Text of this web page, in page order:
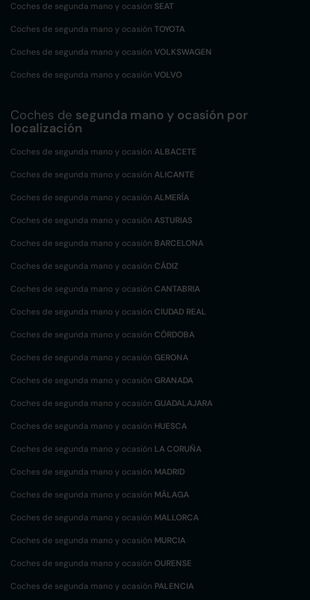
Coches de segunda mano y ocasión SEAT
Coches de segunda mano y ocasión TOYOTA
Coches de segunda mano y ocasión VOLKSWAGEN
Coches de segunda mano y ocasión VOLVO
Coches de segunda mano y ocasión por
localización
Coches de segunda mano y ocasión ALBACETE
Coches de segunda mano y ocasión ALICANTE
Coches de segunda mano y ocasión ALMERÍA
Coches de segunda mano y ocasión ASTURIAS
Coches de segunda mano y ocasión BARCELONA
Coches de segunda mano y ocasión CÁDIZ
Coches de segunda mano y ocasión CANTABRIA
Coches de segunda mano y ocasión CIUDAD REAL
Coches de segunda mano y ocasión CÓRDOBA
Coches de segunda mano y ocasión GERONA
Coches de segunda mano y ocasión GRANADA
Coches de segunda mano y ocasión GUADALAJARA
Coches de segunda mano y ocasión HUESCA
Coches de segunda mano y ocasión LA CORUÑA
Coches de segunda mano y ocasión MADRID
Coches de segunda mano y ocasión MÁLAGA
Coches de segunda mano y ocasión MALLORCA
Coches de segunda mano y ocasión MURCIA
Coches de segunda mano y ocasión OURENSE
Coches de segunda mano y ocasión PALENCIA